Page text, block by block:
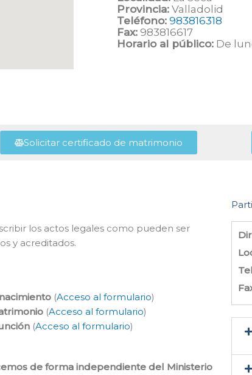
Provincia: Valladolid
Teléfono: 983816318
Fax: 983816617
Horario al público: De
Solicitar certificado de matrimonio
los actos legales como pueden ser
y acreditados.
(Acceso al formulario)
(Acceso al formulario)
(Acceso al formulario)
de forma independiente del Ministerio